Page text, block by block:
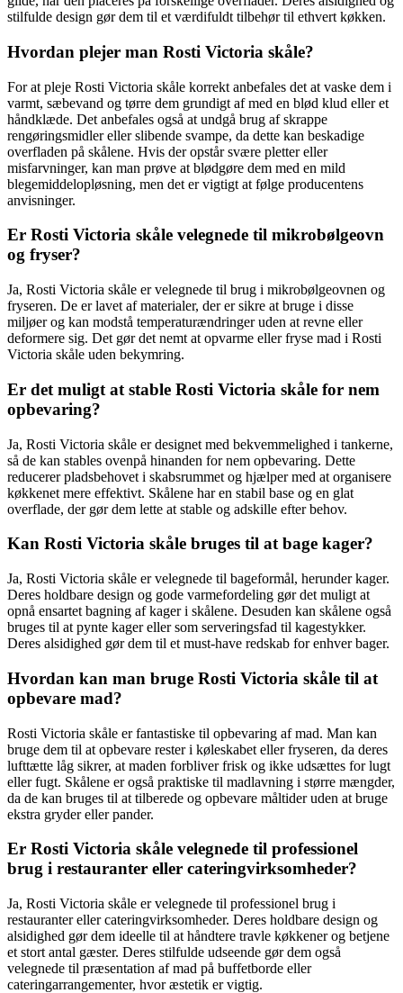
stilfulde design gør dem til et værdifuldt tilbehør til ethvert køkken.
Hvordan plejer man Rosti Victoria skåle?
For at pleje Rosti Victoria skåle korrekt anbefales det at vaske dem i
varmt, sæbevand og tørre dem grundigt af med en blød klud eller et
håndklæde. Det anbefales også at undgå brug af skrappe
rengøringsmidler eller slibende svampe, da dette kan beskadige
overfladen på skålene. Hvis der opstår svære pletter eller
misfarvninger, kan man prøve at blødgøre dem med en mild
blegemiddelopløsning, men det er vigtigt at følge producentens
anvisninger.
Er Rosti Victoria skåle velegnede til mikrobølgeovn
og fryser?
Ja, Rosti Victoria skåle er velegnede til brug i mikrobølgeovnen og
fryseren. De er lavet af materialer, der er sikre at bruge i disse
miljøer og kan modstå temperaturændringer uden at revne eller
deformere sig. Det gør det nemt at opvarme eller fryse mad i Rosti
Victoria skåle uden bekymring.
Er det muligt at stable Rosti Victoria skåle for nem
opbevaring?
Ja, Rosti Victoria skåle er designet med bekvemmelighed i tankerne,
så de kan stables ovenpå hinanden for nem opbevaring. Dette
reducerer pladsbehovet i skabsrummet og hjælper med at organisere
køkkenet mere effektivt. Skålene har en stabil base og en glat
overflade, der gør dem lette at stable og adskille efter behov.
Kan Rosti Victoria skåle bruges til at bage kager?
Ja, Rosti Victoria skåle er velegnede til bageformål, herunder kager.
Deres holdbare design og gode varmefordeling gør det muligt at
opnå ensartet bagning af kager i skålene. Desuden kan skålene også
bruges til at pynte kager eller som serveringsfad til kagestykker.
Deres alsidighed gør dem til et must-have redskab for enhver bager.
Hvordan kan man bruge Rosti Victoria skåle til at
opbevare mad?
Rosti Victoria skåle er fantastiske til opbevaring af mad. Man kan
bruge dem til at opbevare rester i køleskabet eller fryseren, da deres
lufttætte låg sikrer, at maden forbliver frisk og ikke udsættes for lugt
eller fugt. Skålene er også praktiske til madlavning i større mængder,
da de kan bruges til at tilberede og opbevare måltider uden at bruge
ekstra gryder eller pander.
Er Rosti Victoria skåle velegnede til professionel
brug i restauranter eller cateringvirksomheder?
Ja, Rosti Victoria skåle er velegnede til professionel brug i
restauranter eller cateringvirksomheder. Deres holdbare design og
alsidighed gør dem ideelle til at håndtere travle køkkener og betjene
et stort antal gæster. Deres stilfulde udseende gør dem også
velegnede til præsentation af mad på buffetborde eller
cateringarrangementer, hvor æstetik er vigtig.